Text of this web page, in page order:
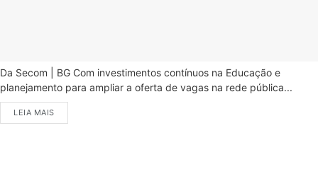
Da Secom | BG Com investimentos contínuos na Educação e
planejamento para ampliar a oferta de vagas na rede pública...
LEIA MAIS